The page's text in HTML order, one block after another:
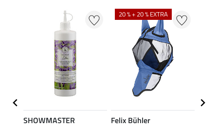
SHOWMASTER
20 % + 20 % EXTRA
Felix Bühler